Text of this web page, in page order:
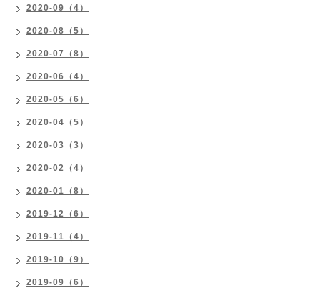
2020-09（4）
2020-08（5）
2020-07（8）
2020-06（4）
2020-05（6）
2020-04（5）
2020-03（3）
2020-02（4）
2020-01（8）
2019-12（6）
2019-11（4）
2019-10（9）
2019-09（6）